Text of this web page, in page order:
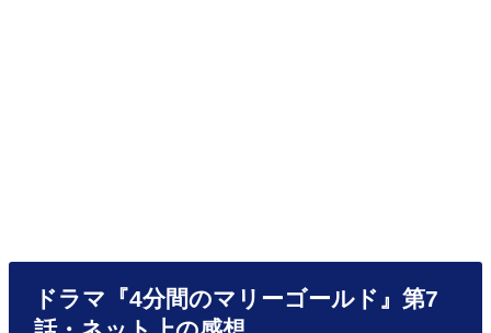
ドラマ『4分間のマリーゴールド』第7